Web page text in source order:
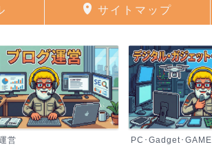
サイトマップ
営 PC･Gadget･GAME